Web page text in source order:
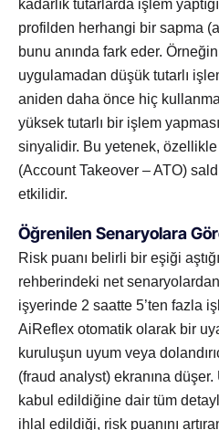
kadarlık tutarlarda işlem
profilden herhangi bir sapma
bunu anında fark eder.
uygulamadan düşük tutarlı
aniden daha önce hiç
yüksek tutarlı bir işlem
sinyalidir. Bu yetenek,
(Account Takeover – ATO)
etkilidir.
Öğrenilen Senaryolara
Risk puanı belirli bir eşiği
rehberindeki net
işyerinde 2 saatte 5’ten fazla
AiReflex otomatik olarak bir
kuruluşun uyum veya
(fraud analyst) ekranına
kabul edildiğine dair tüm
ihlal edildiği, risk puanını